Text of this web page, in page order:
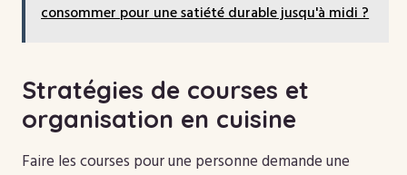
consommer pour une satiété durable jusqu'à midi ?
Stratégies de courses et
organisation en cuisine
Faire les courses pour une personne demande une